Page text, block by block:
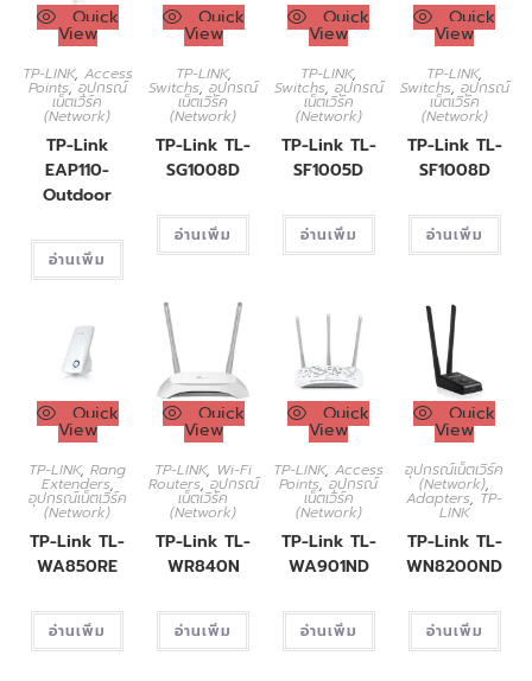
Quick
View
TP-LINK, Access
Points, อุปกรณ์
เน็ตเวิร์ค
(Network)
TP-Link
EAP110-
Outdoor
อ่านเพิ่ม
Quick
View
TP-LINK,
Switchs,อุปกรณ์
เน็ตเวิร์ค
(Network)
TP-Link TL-
SG1008D
อ่านเพิ่ม
Quick
View
TP-LINK,
Switchs, อุปกรณ์
เน็ตเวิร์ค
(Network)
TP-Link TL-
SF1005D
อ่านเพิ่ม
Quick
View
TP-LINK,
Switchs, อุปกรณ์
เน็ตเวิร์ค
(Network)
TP-Link TL-
SF1008D
อ่านเพิ่ม
Quick
View
TP-LINK,Rang
Extenders,
อุปกรณ์เน็ตเวิร์ค
(Network)
TP-Link TL-
WA850RE
อ่านเพิ่ม
Quick
View
TP-LINK, Wi-Fi
Routers,อุปกรณ์
เน็ตเวิร์ค
(Network)
TP-Link TL-
WR840N
อ่านเพิ่ม
Quick
View
TP-LINK,Access
Points,อุปกรณ์
เน็ตเวิร์ค
(Network)
TP-Link TL-
WA901ND
อ่านเพิ่ม
Quick
View
อุปกรณ์เน็ตเวิร์ค
(Network),
Adapters, TP-
LINK
TP-Link TL-
WN8200ND
อ่านเพิ่ม